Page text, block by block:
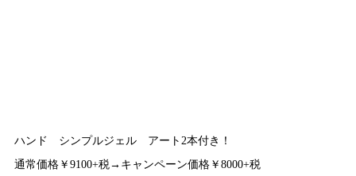
ハンド シンプルジェル アート2本付き！
通常価格￥9100+税→キャンペーン価格￥8000+税